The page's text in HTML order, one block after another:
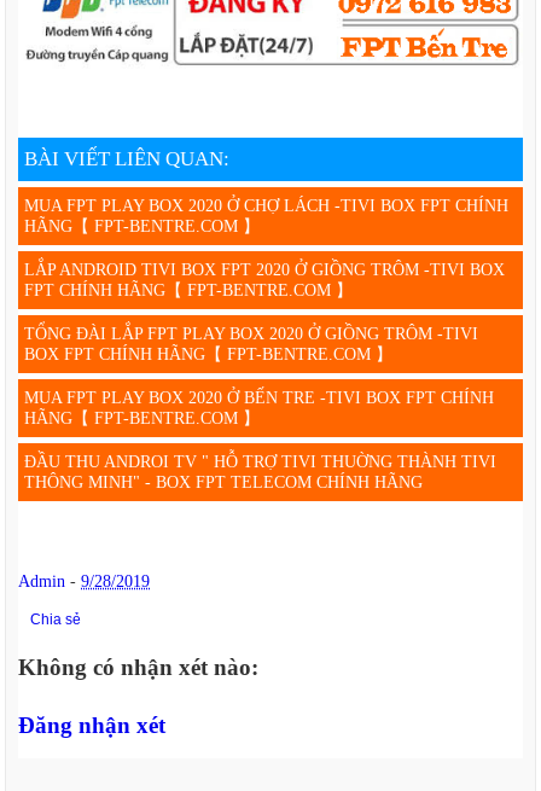
BÀI VIẾT LIÊN QUAN:
MUA FPT PLAY BOX 2020 Ở CHỢ LÁCH -TIVI BOX FPT CHÍNH
HÃNG【 FPT-BENTRE.COM 】
LẮP ANDROID TIVI BOX FPT 2020 Ở GIỒNG TRÔM -TIVI BOX
FPT CHÍNH HÃNG【 FPT-BENTRE.COM 】
TỔNG ĐÀI LẮP FPT PLAY BOX 2020 Ở GIỒNG TRÔM -TIVI
BOX FPT CHÍNH HÃNG【 FPT-BENTRE.COM 】
MUA FPT PLAY BOX 2020 Ở BẾN TRE -TIVI BOX FPT CHÍNH
HÃNG【 FPT-BENTRE.COM 】
ĐẦU THU ANDROI TV " HỖ TRỢ TIVI THUỜNG THÀNH TIVI
THÔNG MINH" - BOX FPT TELECOM CHÍNH HÃNG
Admin -9/28/2019
Chia sẻ
Không có nhận xét nào:
Đăng nhận xét